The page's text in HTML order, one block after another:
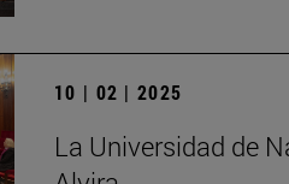
10 | 02 | 2025
La Universidad de